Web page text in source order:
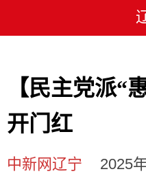
【民主党派“
开门红
中新网辽宁 2025